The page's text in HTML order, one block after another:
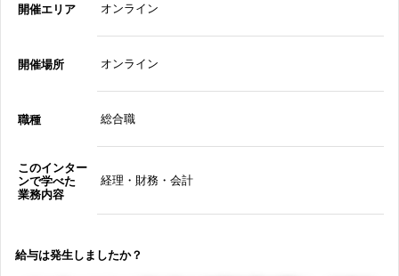
開催エリア オンライン
開催場所 オンライン
職種 総合職
このインター
ンで学べた
業務内容
経理・財務・会計
給与は発生しましたか？